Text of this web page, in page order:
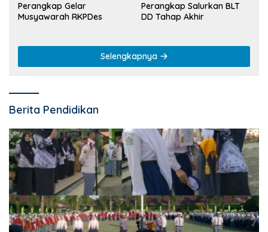
Perangkap Gelar
Musyawarah RKPDes
Perangkap Salurkan BLT
DD Tahap Akhir
Selengkapnya
Berita Pendidikan